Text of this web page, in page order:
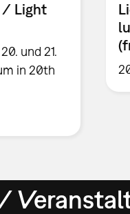
/ Light
und 21.
in 20th